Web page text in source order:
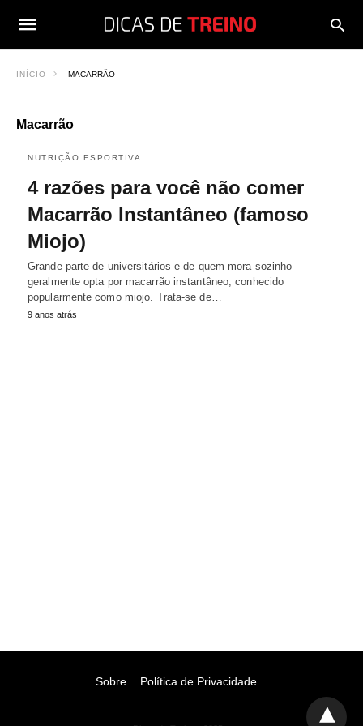
INÍCIO MACARRÃO
Macarrão
NUTRIÇÃO ESPORTIVA
4 razões para você não comer
Macarrão Instantâneo (famoso
Miojo)
Grande parte de universitários e de quem mora sozinho
geralmente opta por macarrão instantâneo, conhecido
popularmente como miojo. Trata-se de…
9 anos atrás
Sobre Política de Privacidade